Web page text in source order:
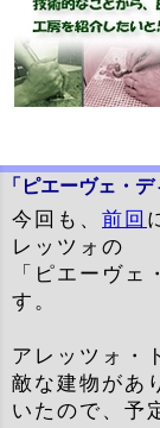
「ピエーヴェ・
今回も、 前回
レッツォの
「ピエーヴ
す。
アレッツォ・
敵な建物があ
いたので、予